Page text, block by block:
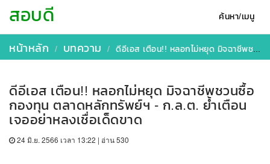
ค้นหา/เมนู
สอบดี
หน้าหลัก บทความ ดีอีเอส เตือน!! หลอกไม่หยุด มิจฉาชีพชวนซื้อกองทุน ตลาดหลักทรัพย์ฯ - ก.ล.ต. ย้ำเตือนเจออย่าหลงเชื่อเด็ดขาด
ดีอีเอส เตือน!! หลอกไม่หยุด มิจฉาชีพชวนซื้อ
กองทุน ตลาดหลักทรัพย์ฯ - ก.ล.ต. ย้ำเตือน
เจออย่าหลงเชื่อเด็ดขาด
24 มิ.ย. 2566 เวลา 13:22 | อ่าน 530